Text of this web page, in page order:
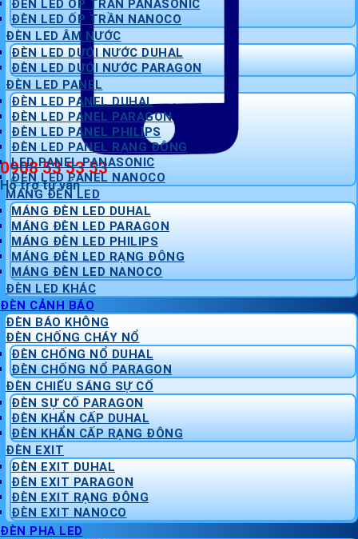
0908 53 53 53
Hỗ trợ tư vấn
ĐÈN LED ỐP TRẦN PANASONIC
ĐÈN LED ỐP TRẦN NANOCO
ĐÈN LED ÂM NƯỚC
ĐÈN LED DƯỚI NƯỚC DUHAL
ĐÈN LED DƯỚI NƯỚC PARAGON
ĐÈN LED PANEL
ĐÈN LED PANEL DUHAL
ĐÈN LED PANEL PARAGON
ĐÈN LED PANEL PHILIPS
ĐÈN LED PANEL RẠNG ĐÔNG
LED PANEL PANASONIC
ĐÈN LED PANEL NANOCO
MÁNG ĐÈN LED
MÁNG ĐÈN LED DUHAL
MÁNG ĐÈN LED PARAGON
MÁNG ĐÈN LED PHILIPS
MÁNG ĐÈN LED RẠNG ĐÔNG
MÁNG ĐÈN LED NANOCO
ĐÈN LED KHÁC
ĐÈN CẢNH BÁO
ĐÈN BÁO KHÔNG
ĐÈN CHỐNG CHÁY NỔ
ĐÈN CHỐNG NỔ DUHAL
ĐÈN CHỐNG NỔ PARAGON
ĐÈN CHIẾU SÁNG SỰ CỐ
ĐÈN SỰ CỐ PARAGON
ĐÈN KHẨN CẤP DUHAL
ĐÈN KHẨN CẤP RẠNG ĐÔNG
ĐÈN EXIT
ĐÈN EXIT DUHAL
ĐÈN EXIT PARAGON
ĐÈN EXIT RẠNG ĐÔNG
ĐÈN EXIT NANOCO
ĐÈN PHA LED